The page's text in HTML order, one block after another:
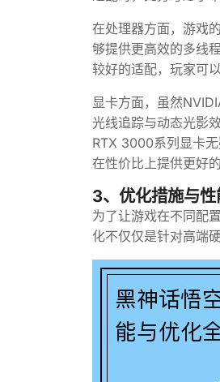
在处理器方面，游戏
够提供更高效的多线
较好的适配，玩家可
显卡方面，虽然
光线追踪与动态光影
RTX 3000系列显卡
在性价比上提供更好的
3、优化措施与
为了让游戏在不同配
化不仅仅是针对高端